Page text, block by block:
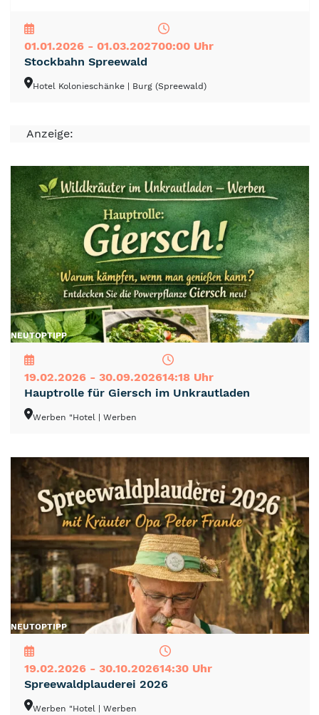
01.01.2026 - 01.03.202700:00 Uhr
Stockbahn Spreewald
Hotel Kolonieschänke | Burg (Spreewald)
NEUTOPTIPP
19.02.2026 - 30.09.202614:18 Uhr
Hauptrolle für Giersch im Unkrautladen
Werben "Hotel | Werben
NEUTOPTIPP
19.02.2026 - 30.10.202614:30 Uhr
Spreewaldplauderei 2026
Werben "Hotel | Werben
Anzeige: